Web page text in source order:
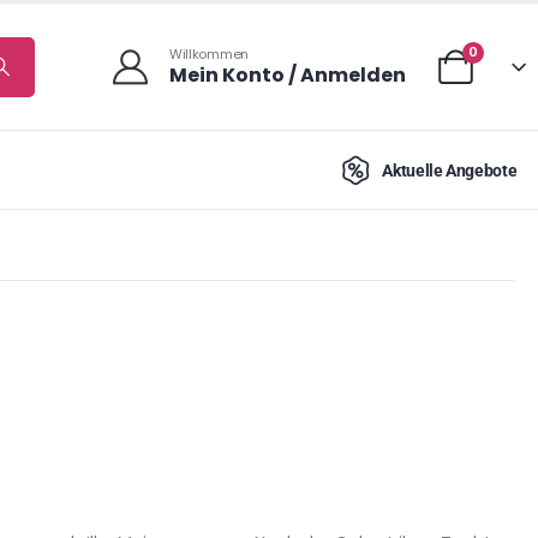
Willkommen
Mein Konto / Anmelden
0
Aktuelle Angebote